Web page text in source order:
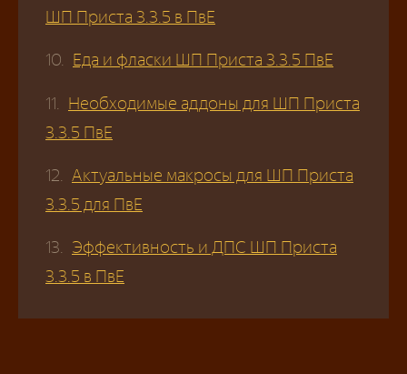
ШП Приста 3.3.5 в ПвЕ
Еда и фласки ШП Приста 3.3.5 ПвЕ
Необходимые аддоны для ШП Приста
3.3.5 ПвЕ
Актуальные макросы для ШП Приста
3.3.5 для ПвЕ
Эффективность и ДПС ШП Приста
3.3.5 в ПвЕ